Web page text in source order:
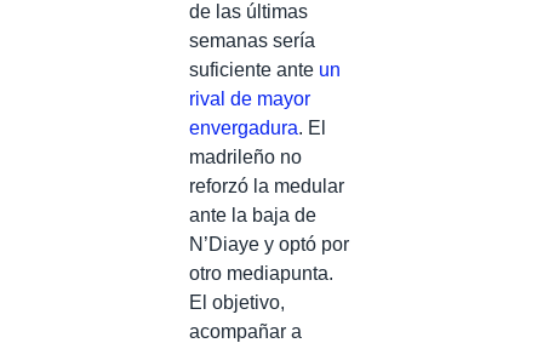
de las últimas
semanas sería
suficiente ante un
rival de mayor
envergadura. El
madrileño no
reforzó la medular
ante la baja de
N’Diaye y optó por
otro mediapunta.
El objetivo,
acompañar a